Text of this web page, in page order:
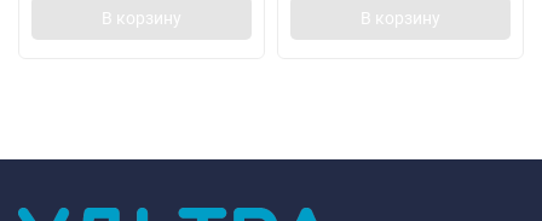
В корзину В корзину